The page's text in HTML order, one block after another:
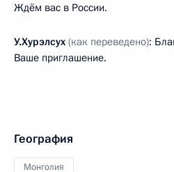
Ждём вас в России.
У.Хурэлсух (как переведено):
Ваше приглашение.
География
Монголия